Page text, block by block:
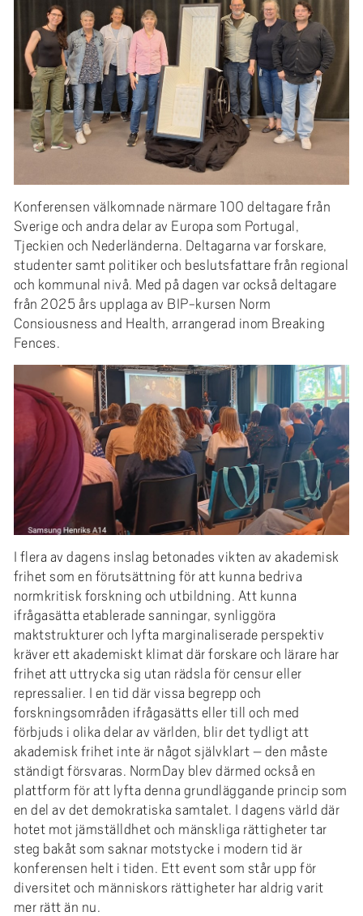
Konferensen välkomnade närmare 100 deltagare från
Sverige och andra delar av Europa som Portugal,
Tjeckien och Nederländerna. Deltagarna var forskare,
studenter samt politiker och beslutsfattare från regional
och kommunal nivå. Med på dagen var också deltagare
från 2025 års upplaga av BIP-kursen Norm
Consiousness and Health, arrangerad inom Breaking
Fences.
I flera av dagens inslag betonades vikten av akademisk
frihet som en förutsättning för att kunna bedriva
normkritisk forskning och utbildning. Att kunna
ifrågasätta etablerade sanningar, synliggöra
maktstrukturer och lyfta marginaliserade perspektiv
kräver ett akademiskt klimat där forskare och lärare har
frihet att uttrycka sig utan rädsla för censur eller
repressalier. I en tid där vissa begrepp och
forskningsområden ifrågasätts eller till och med
förbjuds i olika delar av världen, blir det tydligt att
akademisk frihet inte är något självklart – den måste
ständigt försvaras. NormDay blev därmed också en
plattform för att lyfta denna grundläggande princip som
en del av det demokratiska samtalet. I dagens värld där
hotet mot jämställdhet och mänskliga rättigheter tar
steg bakåt som saknar motstycke i modern tid är
konferensen helt i tiden. Ett event som står upp för
diversitet och människors rättigheter har aldrig varit
mer rätt än nu.